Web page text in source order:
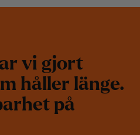
ar vi gjort
m håller länge.
arhet på